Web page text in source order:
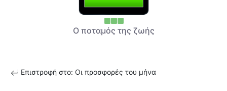
Ο ποταμός της ζωής
Επιστροφή στο: Οι προσφορές του μήνα